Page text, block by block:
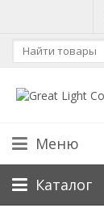
Меню
Каталог